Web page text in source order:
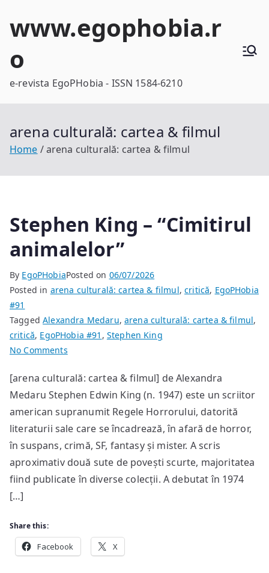
www.egophobia.r
o
e-revista EgoPHobia - ISSN 1584-6210
arena culturală: cartea & filmul
Home arena culturală: cartea & filmul
Stephen King – “Cimitirul
animalelor”
By EgoPHobiaPosted on 06/07/2026
Posted in arena culturală: cartea & filmul,critică, EgoPHobia
#91
TaggedAlexandra Medaru,arena culturală: cartea & filmul,
critică, EgoPHobia #91 , Stephen King
No Commentson
King
–
“Cimitirul
animalelor”
[arena culturală: cartea & filmul] de Alexandra
Medaru Stephen Edwin King (n. 1947) este un scriitor
american supranumit Regele Horrorului, datorită
literaturii sale care se încadrează, în afară de horror,
în suspans, crimă, SF, fantasy și mister. A scris
aproximativ două sute de povești scurte, majoritatea
fiind publicate în diverse colecții. A debutat în 1974
[…]
Share this:
Facebook X